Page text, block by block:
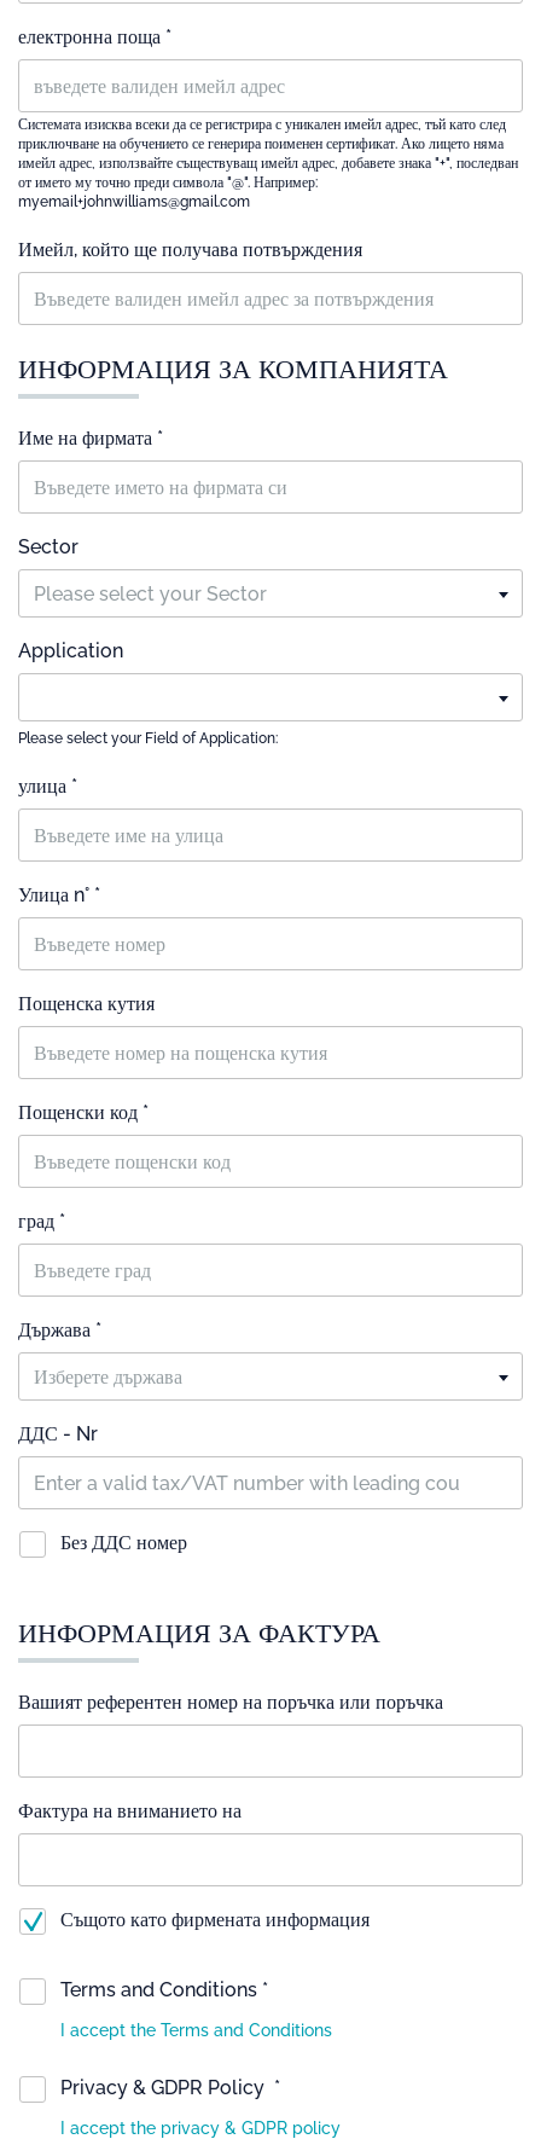
електронна поща *
Системата изисква всеки да се регистрира с уникален имейл адрес, тъй като след
приключване на обучението се генерира поименен сертификат. Ако лицето няма
имейл адрес, използвайте съществуващ имейл адрес, добавете знака "+", последван
от името му точно преди символа "@". Например:
myemail+johnwilliams@gmail.com
Имейл, който ще получава потвърждения
ИНФОРМАЦИЯ ЗА КОМПАНИЯТА
Име на фирмата *
Sector
Please select your Sector
Application
Please select your Field of Application:
улица *
Улица n° *
Пощенска кутия
Пощенски код *
град *
Държава *
Изберете държава
ДДС - Nr
Без ДДС номер
ИНФОРМАЦИЯ ЗА ФАКТУРА
Вашият референтен номер на поръчка или поръчка
Фактура на вниманието на
Същото като фирмената информация
Terms and Conditions *
I accept the Terms and Conditions
Privacy & GDPR Policy *
I accept the privacy & GDPR policy